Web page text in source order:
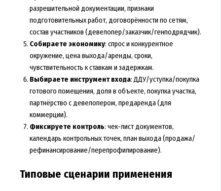
разрешительной документации, признаки
подготовительных работ, договорённости по сетям,
состав участников (девелопер/заказчик/генподрядчик).
Собираете экономику: спрос и конкурентное
окружение, цена выхода/аренды, сроки,
чувствительность к ставкам и задержкам.
Выбираете инструмент входа: ДДУ/уступка/покупка
готового помещения, доля в объекте, покупка участка,
партнёрство с девелопером, предаренда (для
коммерции).
Фиксируете контроль: чек-лист документов,
календарь контрольных точек, план выхода (продажа/
рефинансирование/перепрофилирование).
Типовые сценарии применения